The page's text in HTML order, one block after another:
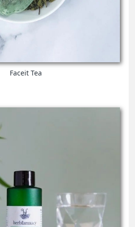
Faceit Tea